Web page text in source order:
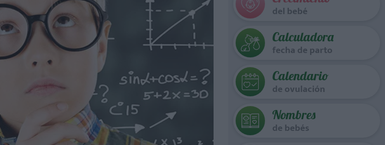
del bebé
Calculadora
fecha de parto
Calendario
de ovulación
Nombres
de bebés